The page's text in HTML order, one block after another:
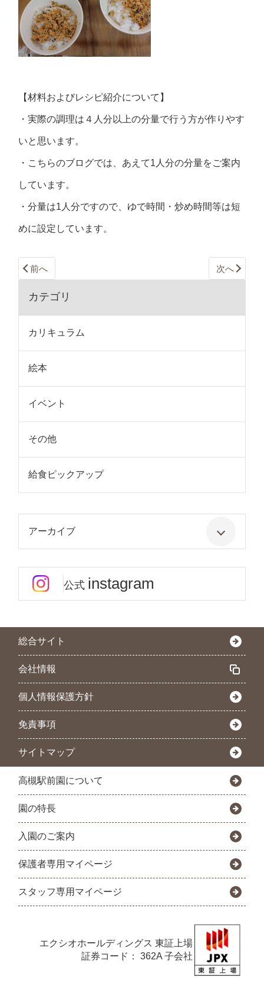
【材料およびレシピ紹介について】
・実際の調理は４人分以上の分量で行う方が作りやす
いと思います。
・こちらのブログでは、あえて1人分の分量をご案内
しています。
・分量は1人分ですので、ゆで時間・炒め時間等は短
めに設定しています。
前へ 次へ
カテゴリ
カリキュラム
絵本
イベント
その他
給食ピックアップ
アーカイブ
公式 instagram
総合サイト
会社情報
個人情報保護方針
免責事項
サイトマップ
高槻駅前園について
園の特長
入園のご案内
保護者専用マイページ
スタッフ専用マイページ
エクシオホールディングス 東証上場
証券コード： 362A 子会社